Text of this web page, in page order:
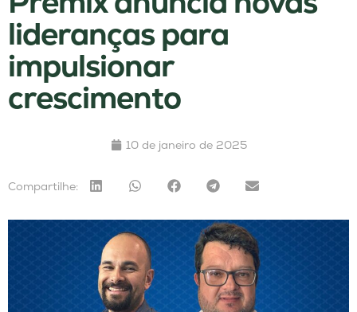
lideranças para
impulsionar
crescimento
10 de janeiro de 2025
Compartilhe: